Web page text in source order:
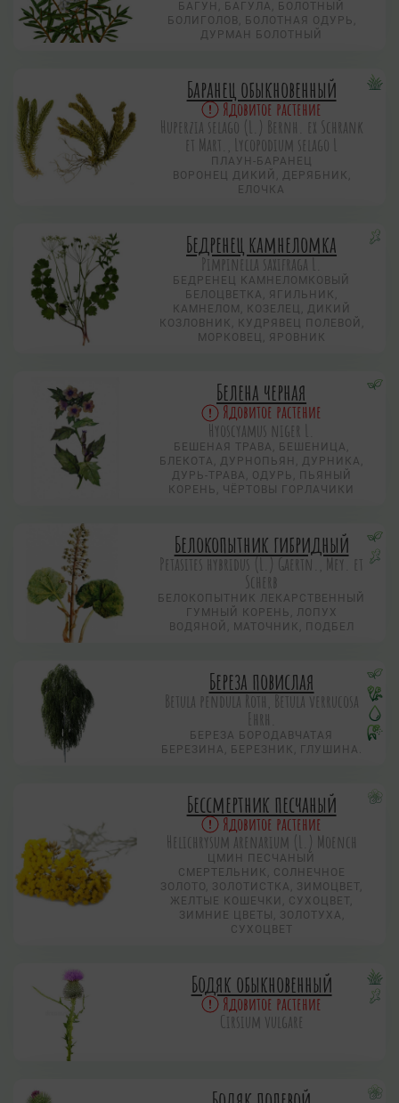
БАГУН, БАГУЛА, БОЛОТНЫЙ
БОЛИГОЛОВ, БОЛОТНАЯ ОДУРЬ,
ДУРМАН БОЛОТНЫЙ
Баранец обыкновенный
Ядовитое растение
Huperzia selago (L.) Bernh. ex Schrank
et Mart., Lycopodium selago L
ПЛАУН-БАРАНЕЦ
ВОРОНЕЦ ДИКИЙ, ДЕРЯБНИК,
ЕЛОЧКА
Бедренец камнеломка
Pimpinella saxifraga L.
БЕДРЕНЕЦ КАМНЕЛОМКОВЫЙ
БЕЛОЦВЕТКА, ЯГИЛЬНИК,
КАМНЕЛОМ, КОЗЕЛЕЦ, ДИКИЙ
КОЗЛОВНИК, КУДРЯВЕЦ ПОЛЕВОЙ,
МОРКОВЕЦ, ЯРОВНИК
Белена черная
Ядовитое растение
Hyoscyamus niger L.
БЕШЕНАЯ ТРАВА, БЕШЕНИЦА,
БЛЕКОТА, ДУРНОПЬЯН, ДУРНИКА,
ДУРЬ-ТРАВА, ОДУРЬ, ПЬЯНЫЙ
КОРЕНЬ, ЧЁРТОВЫ ГОРЛАЧИКИ
Белокопытник гибридный
Petasites hybridus (L.) Gaertn., Mey. et
Scherb
БЕЛОКОПЫТНИК ЛЕКАРСТВЕННЫЙ
ГУМНЫЙ КОРЕНЬ, ЛОПУХ
ВОДЯНОЙ, МАТОЧНИК, ПОДБЕЛ
Береза повислая
Betula pendula Roth, Betula verrucosa
Ehrh.
БЕРЕЗА БОРОДАВЧАТАЯ
БЕРЕЗИНА, БЕРЕЗНИК, ГЛУШИНА.
Бессмертник песчаный
Ядовитое растение
Helichrysum arenarium (L.) Moench
ЦМИН ПЕСЧАНЫЙ
СМЕРТЕЛЬНИК, СОЛНЕЧНОЕ
ЗОЛОТО, ЗОЛОТИСТКА, ЗИМОЦВЕТ,
ЖЕЛТЫЕ КОШЕЧКИ, СУХОЦВЕТ,
ЗИМНИЕ ЦВЕТЫ, ЗОЛОТУХА,
СУХОЦВЕТ
Бодяк обыкновенный
Ядовитое растение
Cirsium vulgare